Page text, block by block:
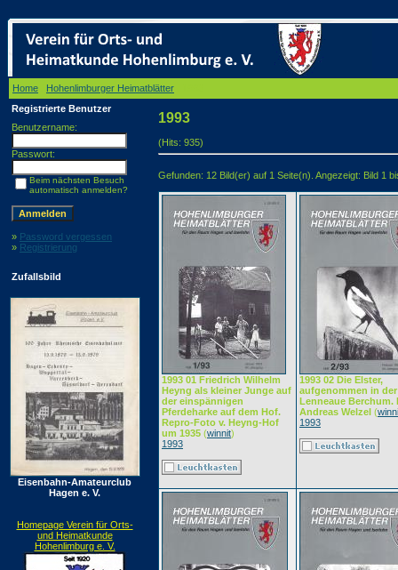
Home Hohenlimburger Heimatblätter
Registrierte Benutzer
Benutzername:
Passwort:
Beim nächsten Besuch
automatisch anmelden?
» Password vergessen
» Registrierung
Zufallsbild
Eisenbahn-Amateurclub
Hagen e. V.
Homepage Verein für Orts-
und Heimatkunde
Hohenlimburg e. V.
1993
(Hits: 935)
Gefunden: 12 Bild(er) auf 1 Seite(n). Angezeigt: Bild 1
1993 01 Friedrich Wilhelm
Heyng als kleiner Junge auf
der einspännigen
Pferdeharke auf dem Hof.
Repro-Foto v. Heyng-Hof
um 1935 (winnit)
1993
1993 02 Die Elster,
aufgenommen in der
Lenneaue Berchum.
Andreas Welzel (
1993